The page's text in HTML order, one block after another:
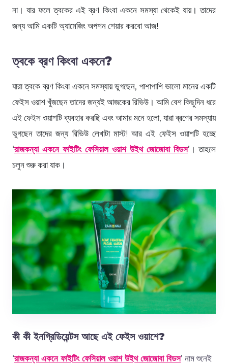
না। যার ফলে ত্বকের এই ব্রণ কিংবা একনে সমস্যা থেকেই যায়। তাদের
জন্য আমি একটি অ্যামেজিং অপশন শেয়ার করবো আজ!
ত্বকে ব্রণ কিংবা একনে?
যারা ত্বকে ব্রণ কিংবা একনে সমস্যায় ভুগছেন, পাশাপাশি ভালো মানের একটি
ফেইস ওয়াশ খুঁজছেন তাদের জন্যই আজকের রিভিউ। আমি বেশ কিছুদিন ধরে
এই ফেইস ওয়াশটি ব্যবহার করছি এবং আমার মনে হলো, যারা ব্রণের সমস্যায়
ভুগছেন তাদের জন্য রিভিউ লেখাটা মাস্ট! আর এই ফেইস ওয়াশটি হচ্ছে
‘রাজকন্যা একনে ফাইটিং ফেসিয়াল ওয়াশ উইথ জোজোবা বিডস’। তাহলে
চলুন শুরু করা যাক।
কী কী ইনগ্রিডিয়েন্টস আছে এই ফেইস ওয়াশে?
‘রাজকন্যা একনে ফাইটিং ফেসিয়াল ওয়াশ উইথ জোজোবা বিডস’ নাম শুনেই